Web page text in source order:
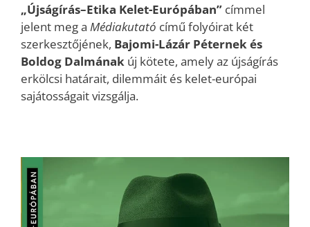
„Újságírás–Etika Kelet-Európában” címmel
jelent meg a Médiakutató című folyóirat két
szerkesztőjének, Bajomi-Lázár Péternek és
Boldog Dalmának új kötete, amely az újságírás
erkölcsi határait, dilemmáit és kelet-európai
sajátosságait vizsgálja.